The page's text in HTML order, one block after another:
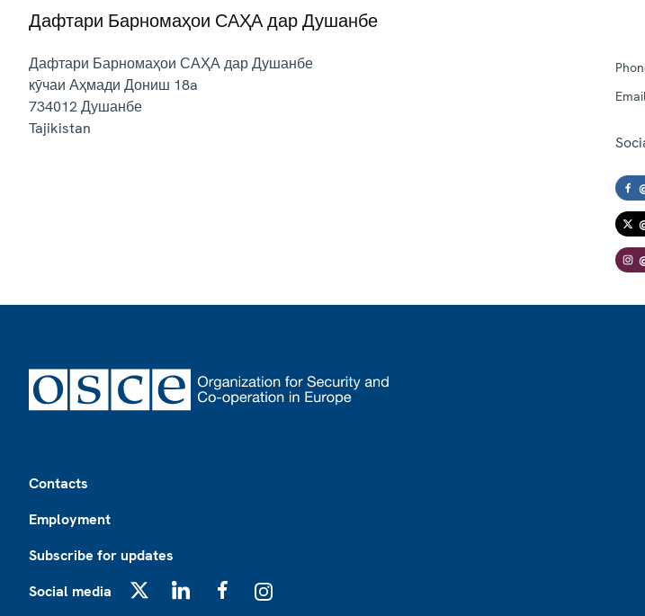
Дафтари Барномаҳои САҲА дар Душанбе
Дафтари Барномаҳои САҲА дар Душанбе
кӯчаи Аҳмади Дониш 18a
734012Душанбе
Tajikistan
Contacts
Employment
Subscribe for updates
Social media